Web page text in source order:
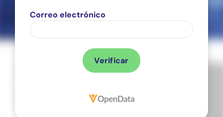
Correo electrónico
Verificar